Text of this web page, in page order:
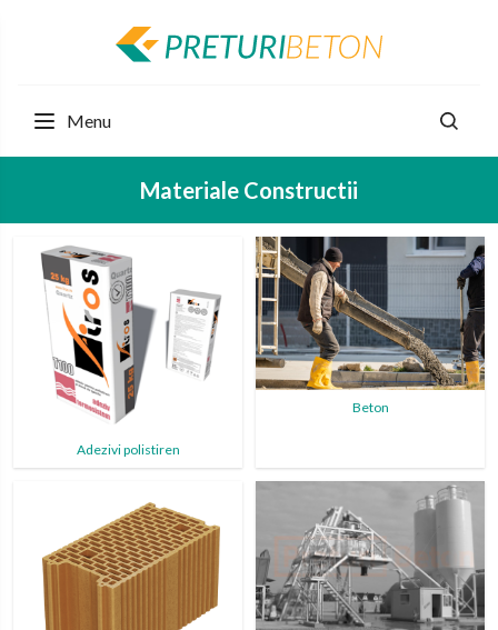
Menu
Materiale Constructii
Adezivi polistiren
Beton